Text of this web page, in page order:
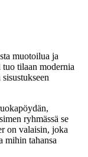
muotoilua ja
tilaan modernia
ryhmässä se
on valaisin, joka
mihin tahansa